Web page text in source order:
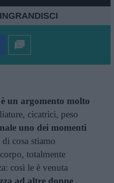
INGRANDISCI
un argomento molto
cicatrici, peso
uno dei momenti
di cosa stiamo
totalmente
così le è venuta
ad altre donne